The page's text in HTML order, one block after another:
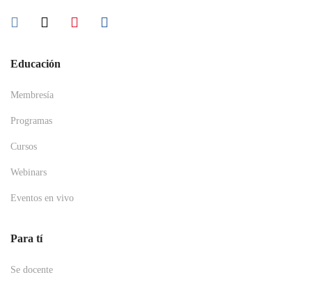
Educación
Membresía
Programas
Cursos
Webinars
Eventos en vivo
Para tí
Se docente